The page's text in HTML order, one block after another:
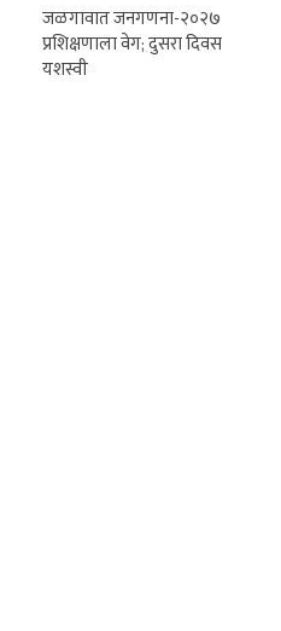
जळगावात जनगणना-२०२७
प्रशिक्षणाला वेग; दुसरा दिवस
यशस्वी